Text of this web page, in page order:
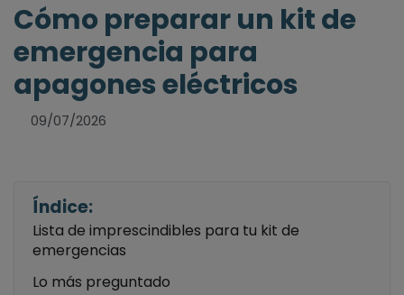
Cómo preparar un kit de
emergencia para
apagones eléctricos
09/07/2026
Índice:
Lista de imprescindibles para tu kit de
emergencias
Lo más preguntado